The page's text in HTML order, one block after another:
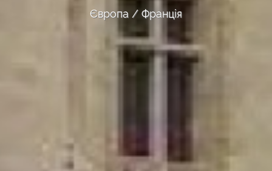
Європа Франція